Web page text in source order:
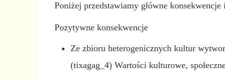
Poniżej przedstawiamy główne
Pozytywne konsekwencje
Ze zbioru heterogenicznych kultur
(tixagag_4) Wartości kulturowe,